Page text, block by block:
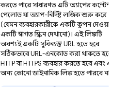
করতে পারে, সাধারণত এটি অ্যাপের কন্টেন্ট বা
পেলোড, যা অ্যাপ-নির্দিষ্ট লজিক শুরু করে
(যেমন ব্যবহারকারীকে একটি কুপন দেওয়া বা
একটি স্বাগত স্ক্রিন দেখানো)। এই লিঙ্কটি
অবশ্যই একটি সুবিন্যস্ত URL হতে হবে,
সঠিকভাবে URL-এনকোড করা থাকতে হবে,
HTTP বা HTTPS ব্যবহার করতে হবে এবং এটি
অন্য কোনো ডাইনামিক লিঙ্ক হতে পারবে না।